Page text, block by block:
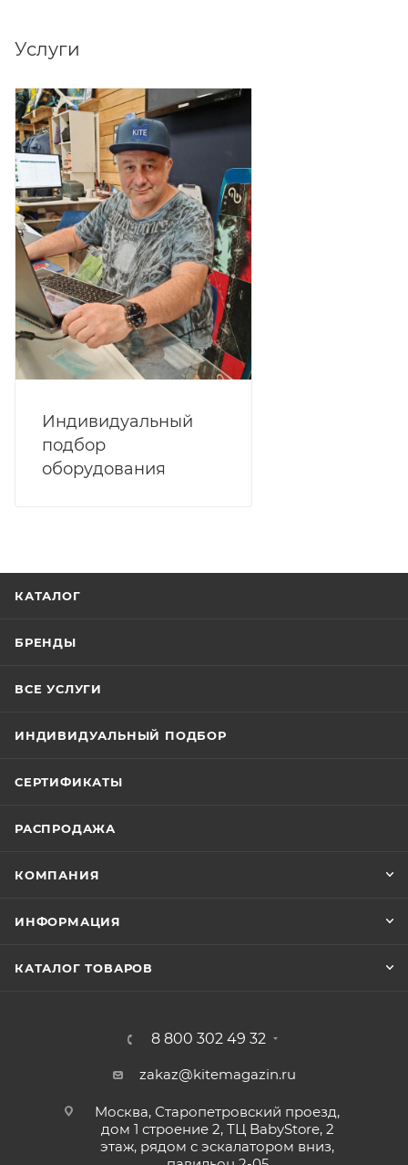
Услуги
Индивидуальный
подбор
оборудования
КАТАЛОГ
БРЕНДЫ
ВСЕ УСЛУГИ
ИНДИВИДУАЛЬНЫЙ ПОДБОР
СЕРТИФИКАТЫ
РАСПРОДАЖА
КОМПАНИЯ
ИНФОРМАЦИЯ
КАТАЛОГ ТОВАРОВ
8 800 302 49 32
zakaz@kitemagazin.ru
Москва, Старопетровский проезд,
дом 1 строение 2, ТЦ BabyStore, 2
этаж, рядом с эскалатором вниз,